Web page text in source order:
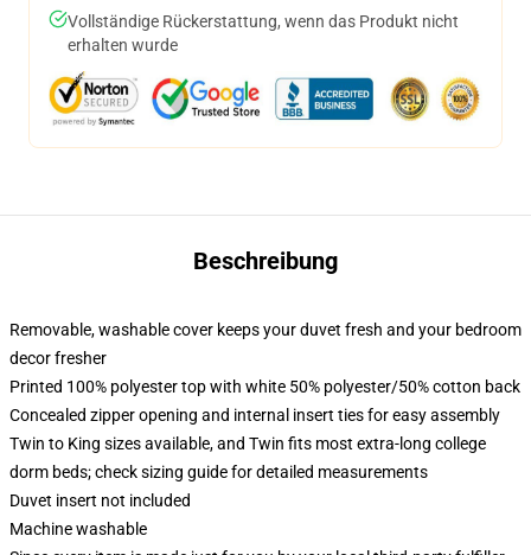
Vollständige Rückerstattung, wenn das Produkt nicht
erhalten wurde
Beschreibung
Removable, washable cover keeps your duvet fresh and your bedroom
decor fresher
Printed 100% polyester top with white 50% polyester/50% cotton back
Concealed zipper opening and internal insert ties for easy assembly
Twin to King sizes available, and Twin fits most extra-long college
dorm beds; check sizing guide for detailed measurements
Duvet insert not included
Machine washable